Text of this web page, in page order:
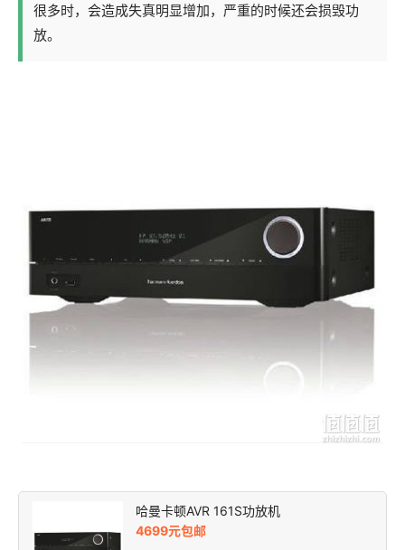
很多时，会造成失真明显增加，严重的时候还会损毁功
放。
哈曼卡顿AVR 161S功放机
4699元包邮